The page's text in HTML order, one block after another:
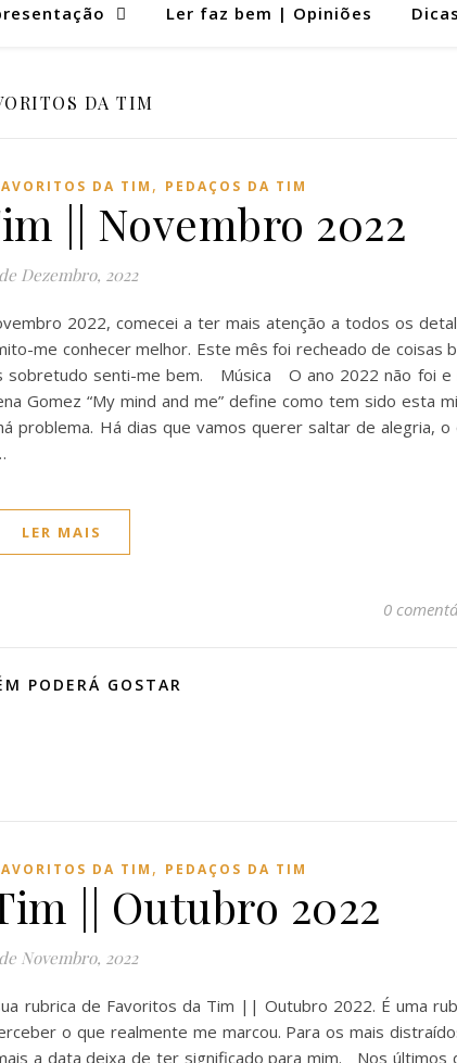
Ler faz bem | Opiniões
DA TIM
DA TIM , PEDAÇOS DA TIM
|| Novembro 2022
Dezembro, 2022
2022, comecei a ter mais atenção a todos os
me conhecer melhor. Este mês foi recheado de coisas
sobretudo senti-me bem. Música O ano 2022 não foi e
Gomez “My mind and me” define como tem sido esta
problema. Há dias que vamos querer saltar de alegria, o
LER MAIS
0
PODERÁ GOSTAR
DA TIM , PEDAÇOS DA TIM
|| Outubro 2022
Novembro, 2022
rubrica de Favoritos da Tim || Outubro 2022. É uma
o que realmente me marcou. Para os mais
a data deixa de ter significado para mim. Nos últimos